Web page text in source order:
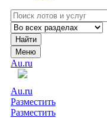
Найти
Меню
Au.ru
Au.ru
Разместить
Разместить